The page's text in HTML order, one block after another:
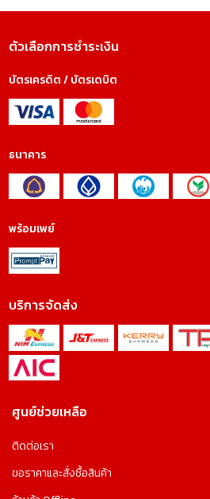
ตัวเลือกการชำระเงิน
บัตรเครดิต / บัตรเดบิต
ธนาคาร
พร้อมเพย์
บริการจัดส่ง
ศูนย์ช่วยเหลือ
ติดต่อเรา
ขอราคาและสั่งซื้อสินค้า